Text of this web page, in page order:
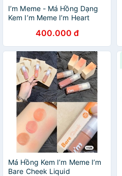
I’m Meme - Má Hồng Dạng
Kem I’m Meme I’m Heart
400.000 đ
Má Hồng Kem I’m Meme I’m
Bare Cheek Liquid